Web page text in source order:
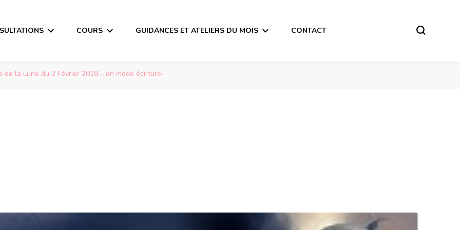
COURS GUIDANCES ET ATELIERS DU MOIS CONTACT
de la Lune du 2 Février 2018 – en mode écriture-